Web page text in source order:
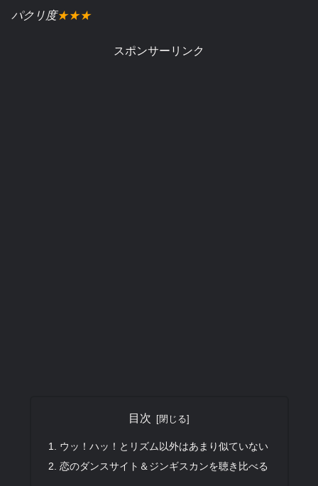
パクリ度★★★
スポンサーリンク
目次
ウッ！ハッ！とリズム以外はあまり似ていない
恋のダンスサイト＆ジンギスカンを聴き比べる